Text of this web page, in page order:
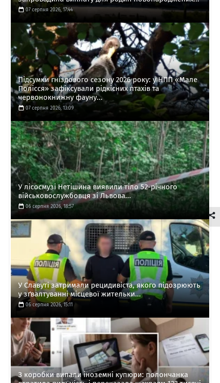
07 серпня 2026, 17:44
Підсумки гніздового сезону 2026 року: у НПП «Мале
Полісся» зафіксували рідкісних птахів та
червонокнижну фауну...
07 серпня 2026, 13:09
У лісосмузі Нетішина виявили тіло 52-річного
військовослужбовця зі Львова...
06 серпня 2026, 18:57
У Славуті затримали рецидивіста, якого підозрюють
у зґвалтуванні місцевої жительки...
06 серпня 2026, 15:11
З коробки випали іноземні купюри: полончанка